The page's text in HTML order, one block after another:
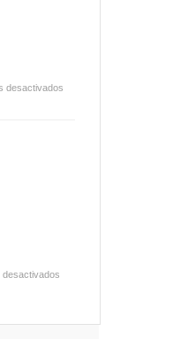
desactivados
desactivados